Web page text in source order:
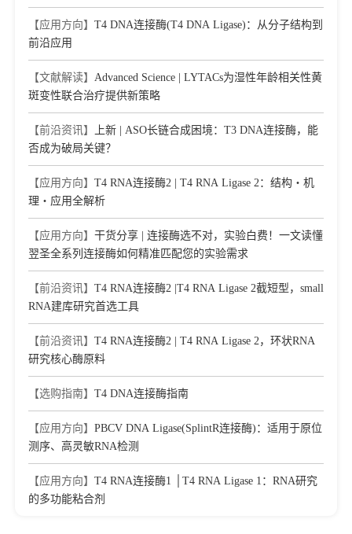
【应用方向】 T4 DNA连接酶(T4 DNA Ligase)：从分子结构到
前沿应用
【文献解读】 Advanced Science | LYTACs为湿性年龄相关性黄
斑变性联合治疗提供新策略
【前沿资讯】
上新 | ASO长链合成困境：T3 DNA连接酶，能
否成为破局关键？
【应用方向】 T4 RNA连接酶2 | T4 RNA Ligase 2：结构・机
理・应用全解析
【应用方向】 干货分享 | 连接酶选不对，实验白费！一文读懂
翌圣全系列连接酶如何精准匹配您的实验需求​
【前沿资讯】 T4 RNA连接酶2 |T4 RNA Ligase 2截短型，small
RNA建库研究首选工具
【前沿资讯】 T4 RNA连接酶2 | T4 RNA Ligase 2，环状RNA
研究核心酶原料
【选购指南】 T4 DNA连接酶指南
【应用方向】 PBCV DNA Ligase(SplintR连接酶)：适用于原位
测序、高灵敏RNA检测
【应用方向】 T4 RNA连接酶1 │T4 RNA Ligase 1：RNA研究
的多功能粘合剂